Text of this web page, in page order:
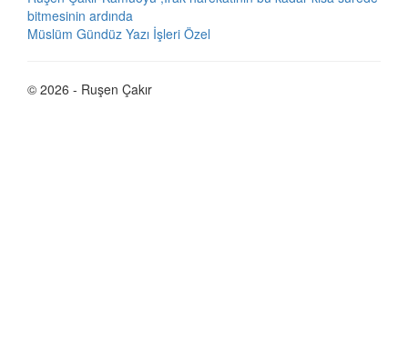
bitmesinin ardında
Müslüm Gündüz Yazı İşleri Özel
© 2026 - Ruşen Çakır